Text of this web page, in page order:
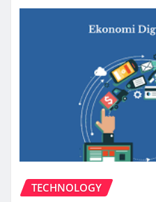
TECHNOLOGY